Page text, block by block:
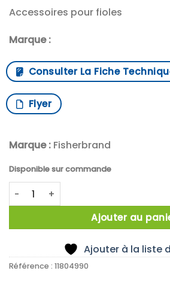
Accessoires pour fioles
Marque :
Consulter La Fiche
Flyer
Marque : Fisherbrand
Disponible sur commande
quantité de X1000 CAP VIS 15MM
Ajouter au
Ajouter à la liste
Référence : 11804990